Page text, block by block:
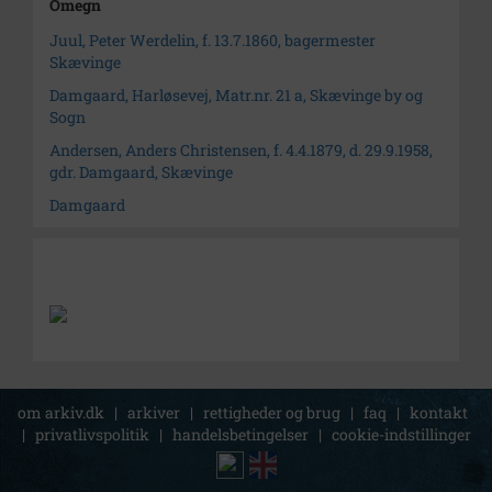
Omegn
Juul, Peter Werdelin, f. 13.7.1860, bagermester
Skævinge
Damgaard, Harløsevej, Matr.nr. 21 a, Skævinge by og
Sogn
Andersen, Anders Christensen, f. 4.4.1879, d. 29.9.1958,
gdr. Damgaard, Skævinge
Damgaard
om arkiv.dk | arkiver | rettigheder og brug | faq | kontakt
| privatlivspolitik | handelsbetingelser | cookie-indstillinger